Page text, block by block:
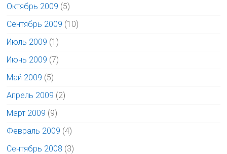
Октябрь 2009 (5)
Сентябрь 2009 (10)
Июль 2009 (1)
Июнь 2009 (7)
Май 2009 (5)
Апрель 2009 (2)
Март 2009 (9)
Февраль 2009 (4)
Сентябрь 2008 (3)